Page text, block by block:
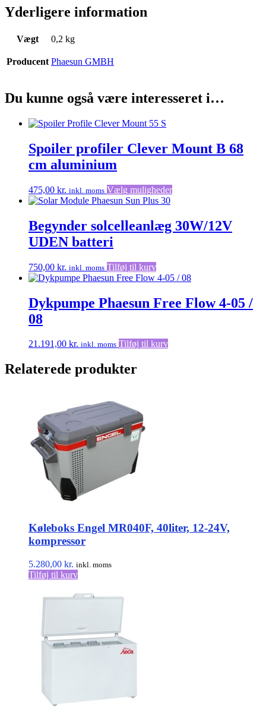
Yderligere information
Vægt 0,2 kg
Producent Phaesun GMBH
Du kunne også være interesseret i…
Spoiler profiler Clever Mount B 68
cm aluminium
475,00 kr. inkl. moms Vælg mulighederDette
flere
varianter.
på
varesiden
Begynder solcelleanlæg 30W/12V
UDEN batteri
750,00 kr. inkl. moms Tilføj til kurv
Dykpumpe Phaesun Free Flow 4-05 /
08
21.191,00 kr. inkl. moms Tilføj til kurv
Relaterede produkter
Køleboks Engel MR040F, 40liter, 12-24V,
kompressor
5.280,00 kr. inkl. moms
Tilføj til kurv